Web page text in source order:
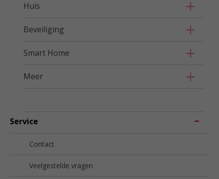
Huis
Beveiliging
Smart Home
Meer
Service
Contact
Veelgestelde vragen